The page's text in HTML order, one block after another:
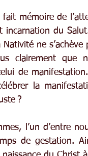
mémoire de
incarnation du
ne s’achève
clairement que
de
la
?
l’un d’entre
de gestation.